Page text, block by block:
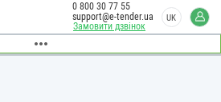
Замовити дзвінок
0 800 30 77 55
support@e-tender.ua
UK